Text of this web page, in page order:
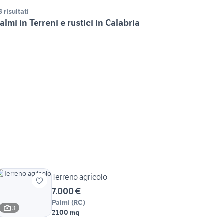
risultati
in Terreni e rustici in Calabria
3
Terreno agricolo
7.000 €
Palmi (RC)
2100 mq